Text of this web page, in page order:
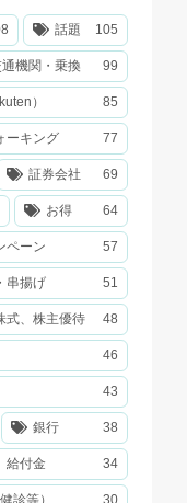
話題 105
機関・乗換 99
） 85
ーキング 77
証券会社 69
お得 64
ペーン 57
串揚げ 51
式、株主優待 48
46
43
銀行 38
給付金 34
診等） 30